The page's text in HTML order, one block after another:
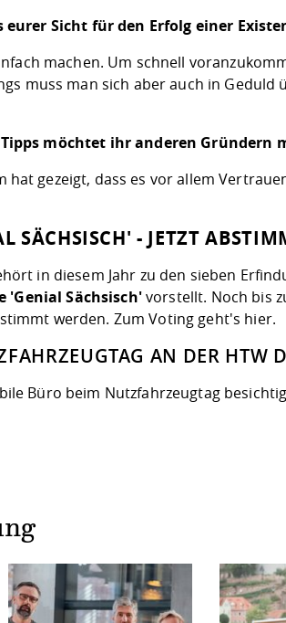
eurer Sicht für den Erfolg einer
machen. Um schnell
muss man sich aber auch in
möchtet ihr anderen Gründern
hat gezeigt, dass es vor allem
SÄCHSISCH' - JETZT
in diesem Jahr zu den sieben
'Genial Sächsisch'vorstellt. Noch bis
werden. Zum Voting geht's hier.
AN DER HTW
Büro beim Nutzfahrzeugtag